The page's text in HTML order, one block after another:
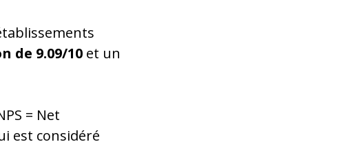
de 9.09/10 et un
= Net
est considéré